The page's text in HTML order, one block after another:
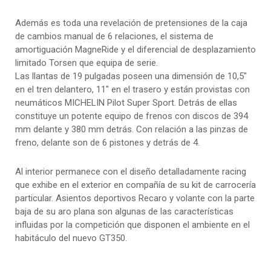
Además es toda una revelación de pretensiones de la caja
de cambios manual de 6 relaciones, el sistema de
amortiguación MagneRide y el diferencial de desplazamiento
limitado Torsen que equipa de serie.
Las llantas de 19 pulgadas poseen una dimensión de 10,5″
en el tren delantero, 11″ en el trasero y están provistas con
neumáticos MICHELIN Pilot Super Sport. Detrás de ellas
constituye un potente equipo de frenos con discos de 394
mm delante y 380 mm detrás. Con relación a las pinzas de
freno, delante son de 6 pistones y detrás de 4.
Al interior permanece con el diseño detalladamente racing
que exhibe en el exterior en compañía de su kit de carrocería
particular. Asientos deportivos Recaro y volante con la parte
baja de su aro plana son algunas de las características
influidas por la competición que disponen el ambiente en el
habitáculo del nuevo GT350.